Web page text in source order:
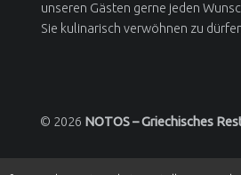
unseren Gästen gerne jeden
Sie kulinarisch verwöhnen zu
© 2026 NOTOS – Griechisches